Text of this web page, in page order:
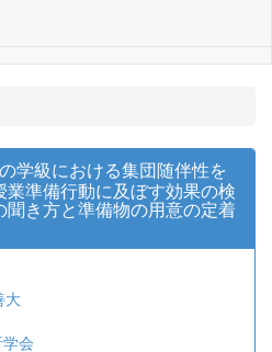
学級における集団随伴性を
準備行動に及ぼす効果の検
き方と準備物の用意の定着
大
会